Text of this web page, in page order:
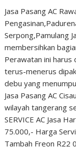
Jasa Pasang AC
Serpong,Pamulang
membersihkan
Perawatan ini harus
terus-menerus
debu yang
Jasa Pasang AC
wilayah tangerang
SERVICE AC Jasa
75.000,- Harga
Tambah Freon R22